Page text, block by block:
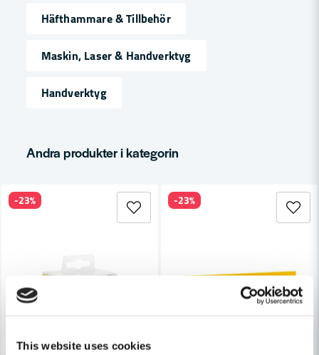
This website uses cookies
Namn
email
Häfthammare & Tillbehör
Maskin, Laser & Handverktyg
Handverktyg
Andra produkter i kategorin
-23% -23%